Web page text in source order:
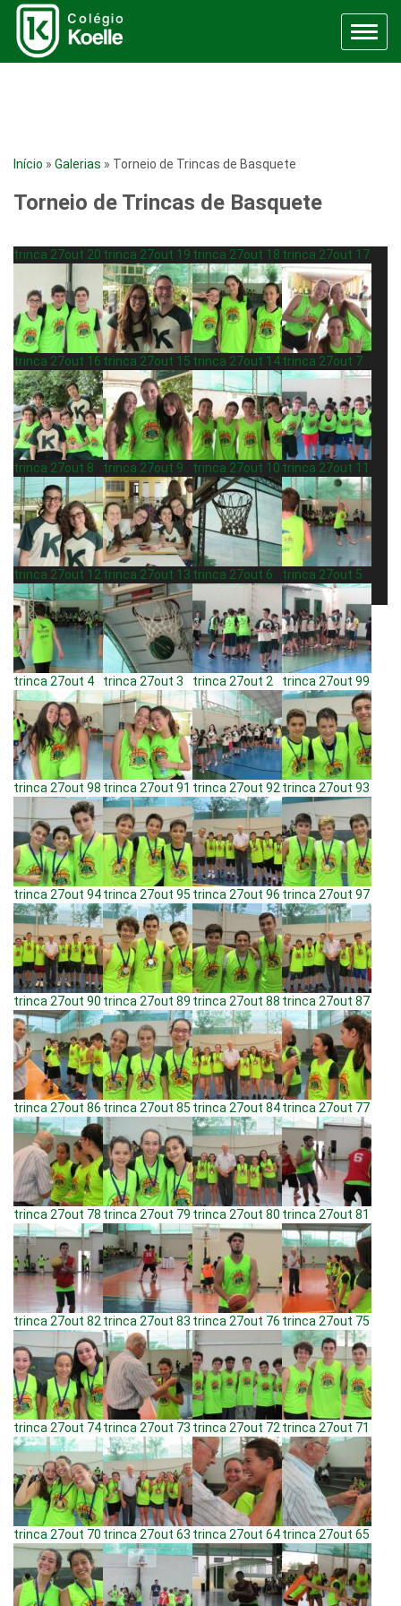
Menu
Início » Galerias » Torneio de Trincas de Basquete
Torneio de Trincas de Basquete
trinca 27out 20 trinca 27out 19 trinca 27out 18 trinca 27out 17
trinca 27out 16 trinca 27out 15 trinca 27out 14trinca 27out 7
trinca 27out 8 trinca 27out 9 trinca 27out 10 trinca 27out 11
trinca 27out 12 trinca 27out 13 trinca 27out 6 trinca 27out 5
trinca 27out 4 trinca 27out 3 trinca 27out 2 trinca 27out 99
trinca 27out 98 trinca 27out 91 trinca 27out 92 trinca 27out 93
trinca 27out 94trinca 27out 95 trinca 27out 96 trinca 27out 97
trinca 27out 90 trinca 27out 89 trinca 27out 88 trinca 27out 87
trinca 27out 86 trinca 27out 85 trinca 27out 84trinca 27out 77
trinca 27out 78 trinca 27out 79 trinca 27out 80 trinca 27out 81
trinca 27out 82 trinca 27out 83 trinca 27out 76 trinca 27out 75
trinca 27out 74trinca 27out 73 trinca 27out 72 trinca 27out 71
trinca 27out 70 trinca 27out 63 trinca 27out 64trinca 27out 65